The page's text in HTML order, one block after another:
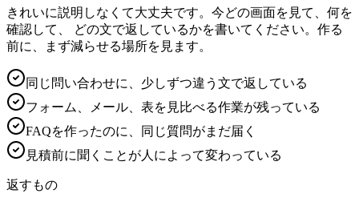
きれいに説明しなくて大丈夫です。今どの画面を見て、何を
確認して、 どの文で返しているかを書いてください。作る
前に、まず減らせる場所を見ます。
同じ問い合わせに、少しずつ違う文で返している
フォーム、メール、表を見比べる作業が残っている
FAQを作ったのに、同じ質問がまだ届く
見積前に聞くことが人によって変わっている
返すもの